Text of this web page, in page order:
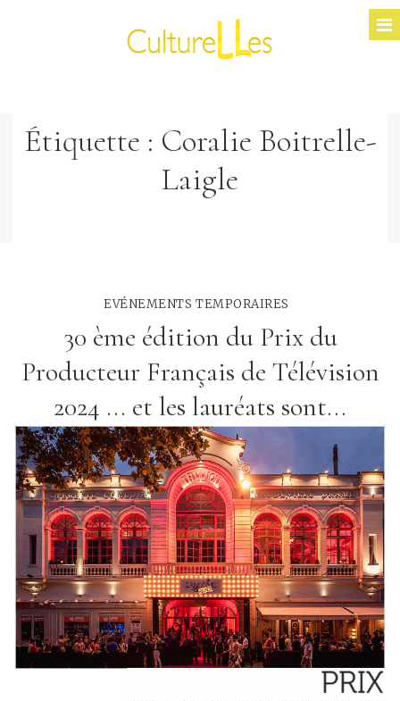
Étiquette : Coralie Boitrelle-
Laigle
EVÉNEMENTS TEMPORAIRES
30 ème édition du Prix du
Producteur Français de Télévision
2024 ... et les lauréats sont...